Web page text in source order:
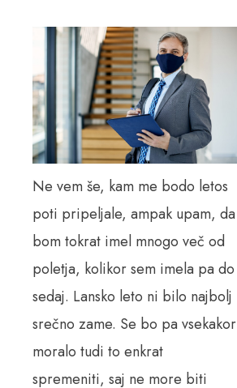
Ne vem še, kam me bodo letos
poti pripeljale, ampak upam, da
bom tokrat imel mnogo več od
poletja, kolikor sem imela pa do
sedaj. Lansko leto ni bilo najbolj
srečno zame. Se bo pa vsekakor
moralo tudi to enkrat
spremeniti, saj ne more biti